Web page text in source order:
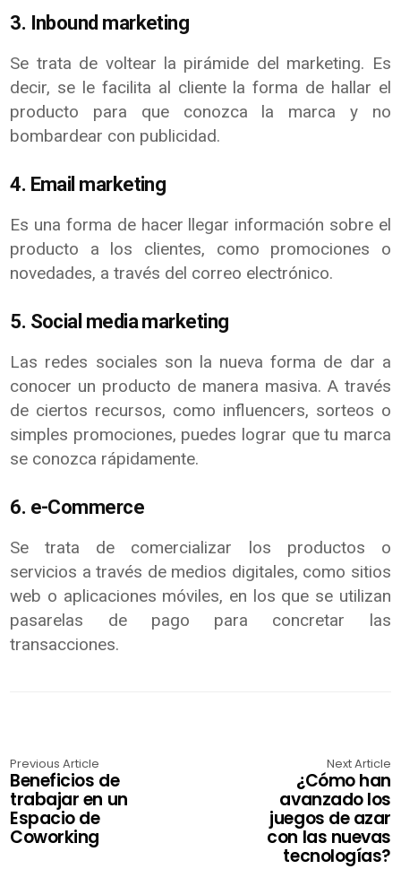
3. Inbound marketing
Se trata de voltear la pirámide del marketing. Es
decir, se le facilita al cliente la forma de hallar el
producto para que conozca la marca y no
bombardear con publicidad.
4. Email marketing
Es una forma de hacer llegar información sobre el
producto a los clientes, como promociones o
novedades, a través del correo electrónico.
5. Social media marketing
Las redes sociales son la nueva forma de dar a
conocer un producto de manera masiva. A través
de ciertos recursos, como influencers, sorteos o
simples promociones, puedes lograr que tu marca
se conozca rápidamente.
6. e-Commerce
Se trata de comercializar los productos o
servicios a través de medios digitales, como sitios
web o aplicaciones móviles, en los que se utilizan
pasarelas de pago para concretar las
transacciones.
Previous Article
Beneficios de
trabajar en un
Espacio de
Coworking
Next Article
¿Cómo han
avanzado los
juegos de azar
con las nuevas
tecnologías?